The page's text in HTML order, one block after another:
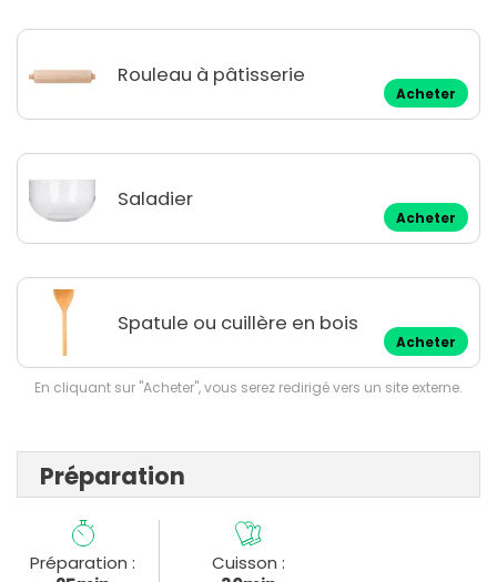
Rouleau à pâtisserie
Acheter
Saladier
Acheter
Spatule ou cuillère en bois
Acheter
En cliquant sur "Acheter", vous serez redirigé vers un site externe.
Préparation
Préparation :
Cuisson :